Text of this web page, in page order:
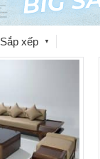
Sắp xếp ▼